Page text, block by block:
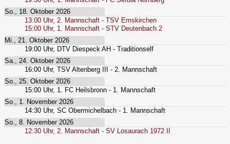
So., 18. Oktober 2026
13:00 Uhr, 2. Mannschaft - TSV Emskirchen
15:00 Uhr, 1. Mannschaft - STV Deutenbach 2
Mi., 21. Oktober 2026
19:00 Uhr, DTV Diespeck AH - Traditionself
Sa., 24. Oktober 2026
16:00 Uhr, TSV Altenberg III - 2. Mannschaft
So., 25. Oktober 2026
15:00 Uhr, 1. FC Heilsbronn - 1. Mannschaft
So., 1. November 2026
14:30 Uhr, SC Obermichelbach - 1. Mannschaft
So., 8. November 2026
12:30 Uhr, 2. Mannschaft - SV Losaurach 1972 II